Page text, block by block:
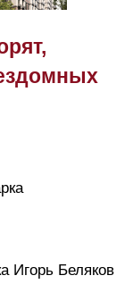
Игорь Беляков